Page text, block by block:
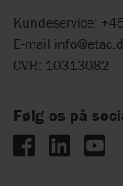
Kundeservice:
E-mail
CVR: 10313082
Følg os på